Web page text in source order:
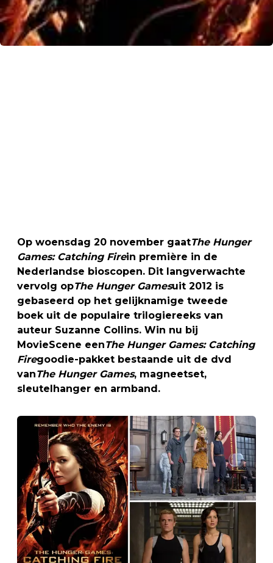
Op woensdag 20 november gaatThe Hunger
Games: Catching Firein première in de
Nederlandse bioscopen. Dit langverwachte
vervolg opThe Hunger Gamesuit 2012 is
gebaseerd op het gelijknamige tweede
boek uit de populaire trilogiereeks van
auteur Suzanne Collins. Win nu bij
MovieScene eenThe Hunger Games: Catching
Firegoodie-pakket bestaande uit de dvd
vanThe Hunger Games, magneetset,
sleutelhanger en armband.